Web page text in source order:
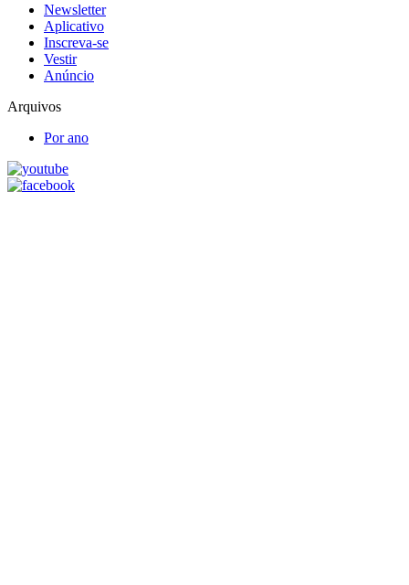
Newsletter
Aplicativo
Inscreva-se
Vestir
Anúncio
Arquivos
Por ano